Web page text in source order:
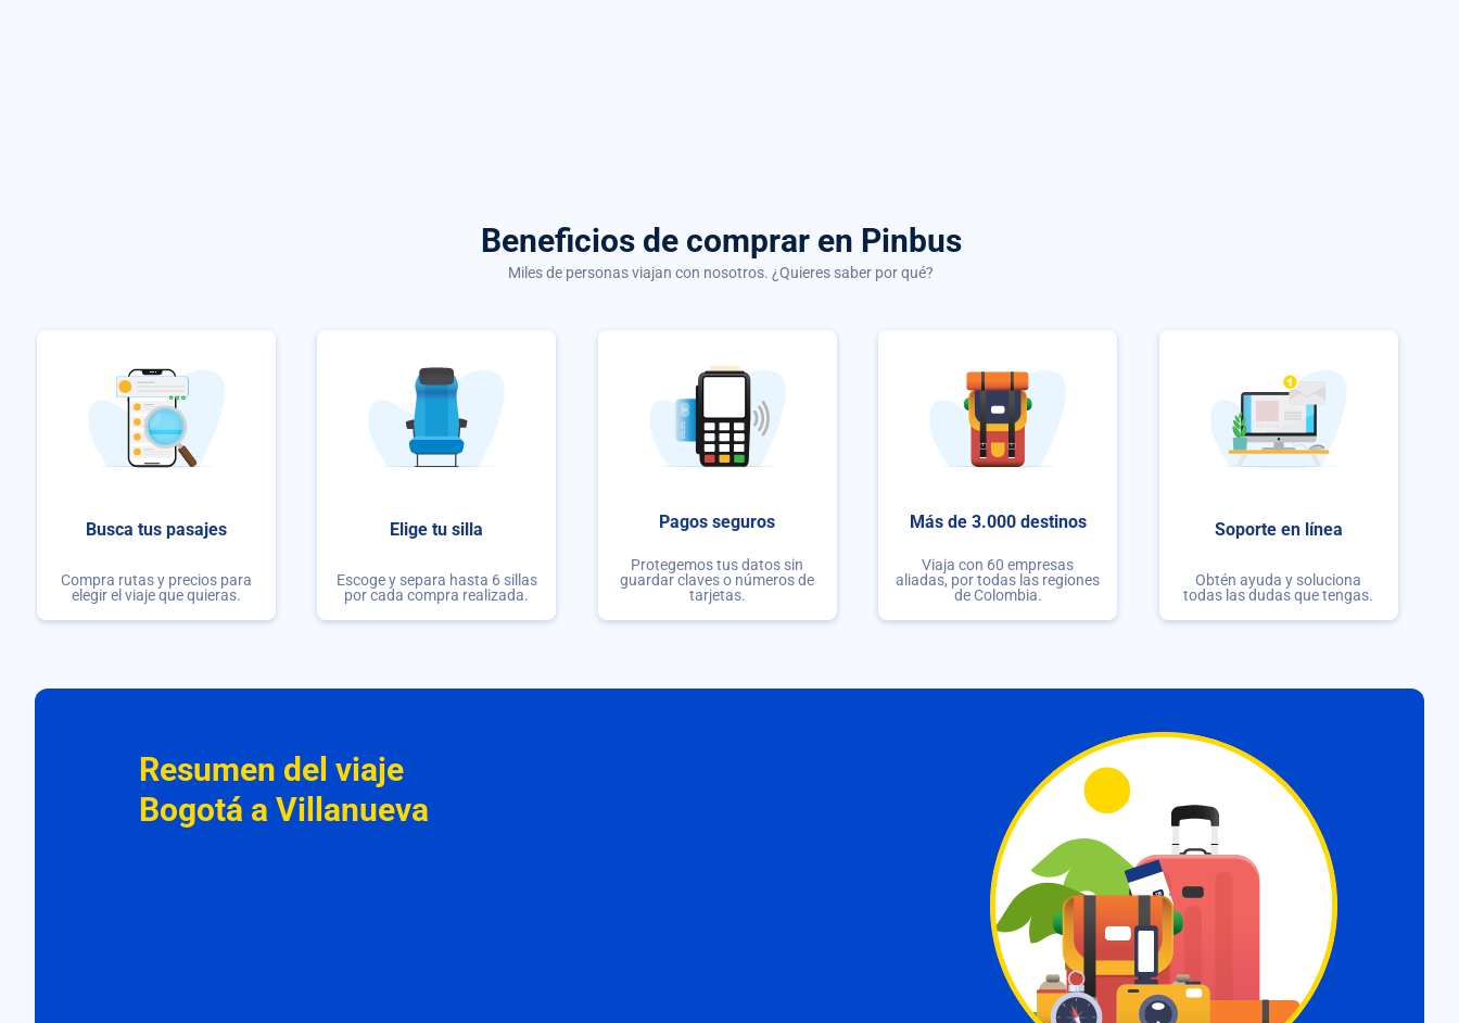
Beneficios de comprar en Pinbus
Miles de personas viajan con nosotros. ¿Quieres saber por qué?
Busca tus pasajes
Compra rutas y precios para
elegir el viaje que quieras.
Elige tu silla
Escoge y separa hasta 6 sillas
por cada compra realizada.
Pagos seguros
Protegemos tus datos sin
guardar claves o números de
tarjetas.
Más de 3.000 destinos
Viaja con 60 empresas
aliadas, por todas las regiones
de Colombia.
Soporte en línea
Obtén ayuda y soluciona
todas las dudas que tengas.
Resumen del viaje
Bogotá a Villanueva